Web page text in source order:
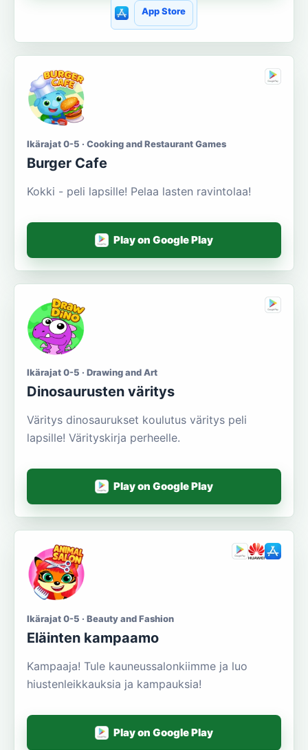
App Store
Ikärajat 0-5 · Cooking and Restaurant Games
Burger Cafe
Kokki - peli lapsille! Pelaa lasten ravintolaa!
Play on Google Play
Ikärajat 0-5 · Drawing and Art
Dinosaurusten väritys
Väritys dinosaurukset koulutus väritys peli
lapsille! Värityskirja perheelle.
Play on Google Play
Ikärajat 0-5 · Beauty and Fashion
Eläinten kampaamo
Kampaaja! Tule kauneussalonkiimme ja luo
hiustenleikkauksia ja kampauksia!
Play on Google Play